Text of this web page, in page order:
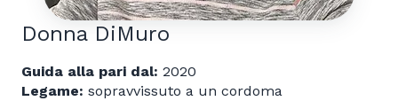
Donna DiMuro
Guida alla pari dal: 2020
Legame: sopravvissuto a un cordoma